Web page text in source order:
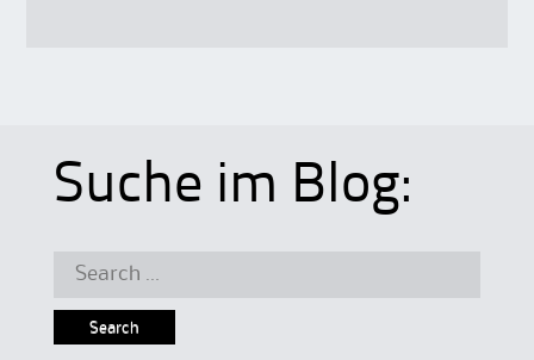
Suche im Blog:
Search